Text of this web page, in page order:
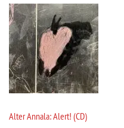
Alter Annala: Alert! (CD)